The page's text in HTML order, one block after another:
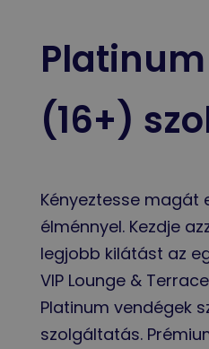
(16+)
Kényeztesse magát
élménnyel. Kezdje
legjobb kilátást az
VIP Lounge &
Platinum vendégek
szolgáltatás.